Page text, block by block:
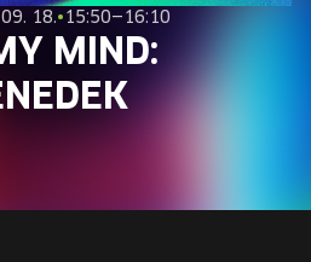
18.• 15:50—16:10
MIND: